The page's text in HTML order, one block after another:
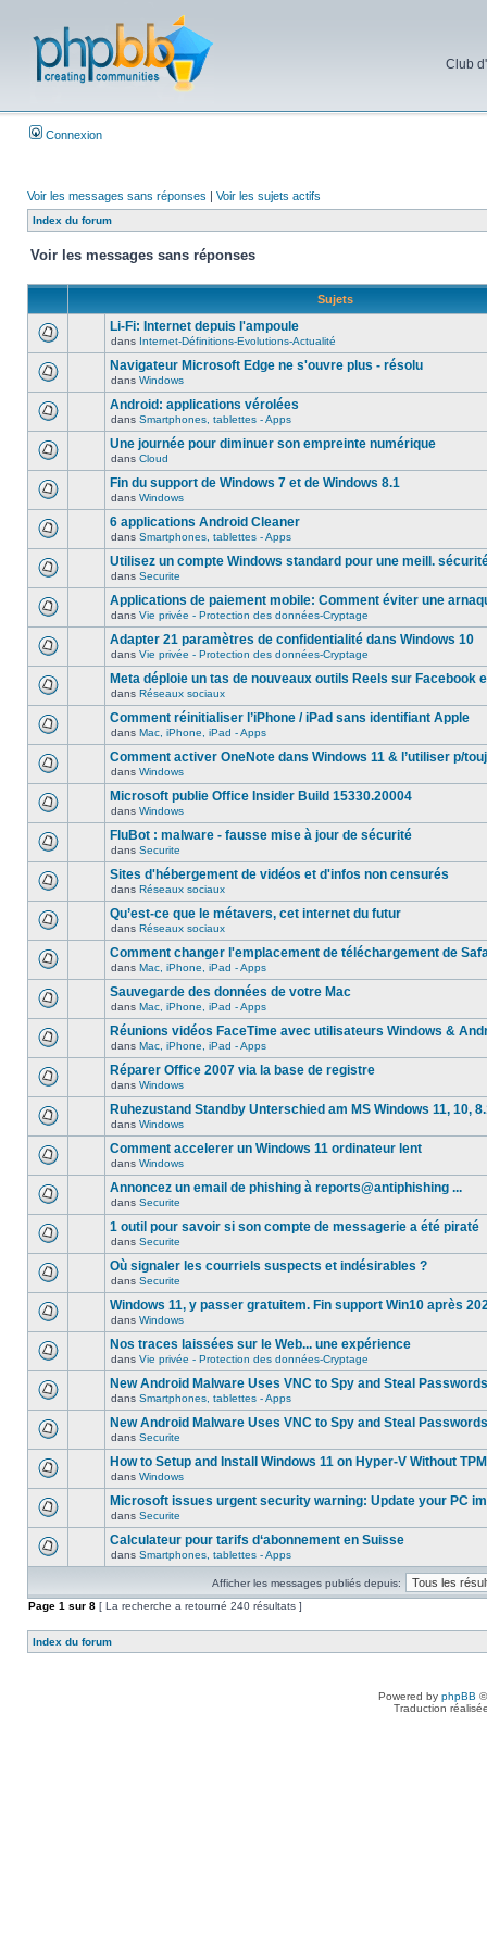
Club
Connexion
Voir les messages sans réponses | Voir les sujets actifs
Index du forum
Voir les messages sans réponses
Sujets
Li-Fi: Internet depuis l'ampoule
dans Internet-Définitions-Evolutions-Actualité
Navigateur Microsoft Edge ne s'ouvre plus - résolu
dans Windows
Android: applications vérolées
dans Smartphones, tablettes - Apps
Une journée pour diminuer son empreinte numérique
dans Cloud
Fin du support de Windows 7 et de Windows 8.1
dans Windows
6 applications Android Cleaner
dans Smartphones, tablettes - Apps
Utilisez un compte Windows standard pour une meill.
dans Securite
Applications de paiement mobile: Comment éviter une
dans Vie privée - Protection des données-Cryptage
Adapter 21 paramètres de confidentialité dans Windows 10
dans Vie privée - Protection des données-Cryptage
Meta déploie un tas de nouveaux outils Reels sur Facebook
dans Réseaux sociaux
Comment réinitialiser l’iPhone / iPad sans identifiant Apple
dans Mac, iPhone, iPad - Apps
Comment activer OneNote dans Windows 11 & l’utiliser p/touj
dans Windows
Microsoft publie Office Insider Build 15330.20004
dans Windows
FluBot : malware - fausse mise à jour de sécurité
dans Securite
Sites d'hébergement de vidéos et d'infos non censurés
dans Réseaux sociaux
Qu’est-ce que le métavers, cet internet du futur
dans Réseaux sociaux
Comment changer l'emplacement de téléchargement de
dans Mac, iPhone, iPad - Apps
Sauvegarde des données de votre Mac
dans Mac, iPhone, iPad - Apps
Réunions vidéos FaceTime avec utilisateurs Windows &
dans Mac, iPhone, iPad - Apps
Réparer Office 2007 via la base de registre
dans Windows
Ruhezustand Standby Unterschied am MS Windows 11, 10,
dans Windows
Comment accelerer un Windows 11 ordinateur lent
dans Windows
Annoncez un email de phishing à reports@antiphishing ...
dans Securite
1 outil pour savoir si son compte de messagerie a été piraté
dans Securite
Où signaler les courriels suspects et indésirables ?
dans Securite
Windows 11, y passer gratuitem. Fin support Win10 après
dans Windows
Nos traces laissées sur le Web... une expérience
dans Vie privée - Protection des données-Cryptage
New Android Malware Uses VNC to Spy and Steal Passwords
dans Smartphones, tablettes - Apps
New Android Malware Uses VNC to Spy and Steal Passwords
dans Securite
How to Setup and Install Windows 11 on Hyper-V Without TPM
dans Windows
Microsoft issues urgent security warning: Update your PC
dans Securite
Calculateur pour tarifs d‘abonnement en Suisse
dans Smartphones, tablettes - Apps
Afficher les messages publiés depuis:
Page 1 sur 8 [ La recherche a retourné 240 résultats ]
Index du forum
Powered by phpBB
Traduction